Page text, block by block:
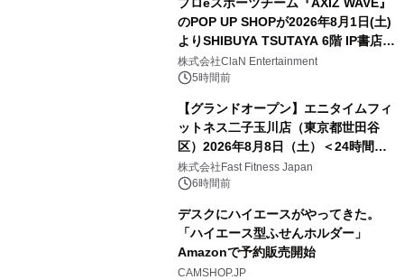
のPOP UP SHOPが2026年8月1日(土)
よりSHIBUYA TSUTAYA 6階 IP書店で
開催決定！！
株式会社ClaN Entertainment
5時間前
【グランドオープン】エニタイムフィ
ットネス二子玉川店（東京都世田谷
区）2026年8月8日（土）＜24時間年
中無休のフィットネスジム＞
株式会社Fast Fitness Japan
6時間前
デスクにハイエースがやってきた。
「ハイエース型ふせんホルダー」
Amazonで予約販売開始
CAMSHOP.JP